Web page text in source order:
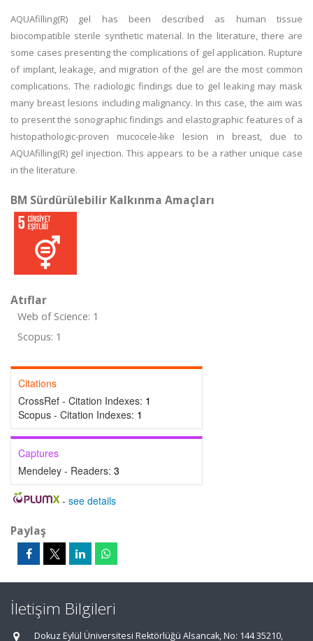
AQUAfilling(R) gel has been described as human tissue
biocompatible sterile synthetic material. In the literature, there are
some cases presenting the complications of gel application. Rupture
of implant, leakage, and migration of the gel are the most common
complications. The radiologic findings due to gel leaking may mask
many breast lesions including malignancy. In this case, the aim was
to present the sonographic findings and elastographic features of a
histopathologic-proven mucocele-like lesion in breast, due to
AQUAfilling(R) gel injection. This appears to be a rather unique case
in the literature.
BM Sürdürülebilir Kalkınma Amaçları
Atıflar
Web of Science: 1
Scopus: 1
Citations
CrossRef - Citation Indexes: 1
Scopus - Citation Indexes: 1
Captures
Mendeley - Readers: 3
- see details
Paylaş
İletişim Bilgileri
Dokuz Eylül Üniversitesi Rektörlüğü Alsancak, No: 144 35210,